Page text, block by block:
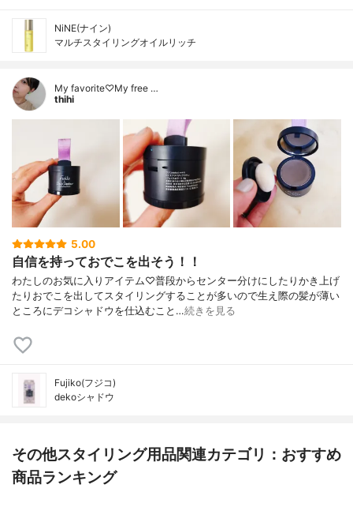
NiNE(ナイン)
マルチスタイリングオイルリッチ
My favorite♡My free …
thihi
5.00
自信を持っておでこを出そう！！
わたしのお気に入りアイテム♡普段からセンター分けにしたりかき上げ
たりおでこを出してスタイリングすることが多いので生え際の髪が薄い
ところにデコシャドウを仕込むこと…続きを見る
Fujiko(フジコ)
dekoシャドウ
その他スタイリング用品関連カテゴリ：おすすめ
商品ランキング